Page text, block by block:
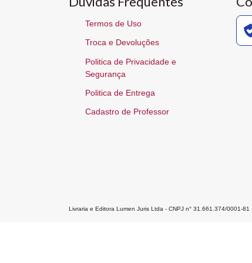
Termos de Uso
Troca e Devoluções
Politica de Privacidade e
Segurança
Politica de Entrega
Cadastro de Professor
Livraria e Editora Lumen Juris Ltda - CNPJ n° 31.661.374/0001-